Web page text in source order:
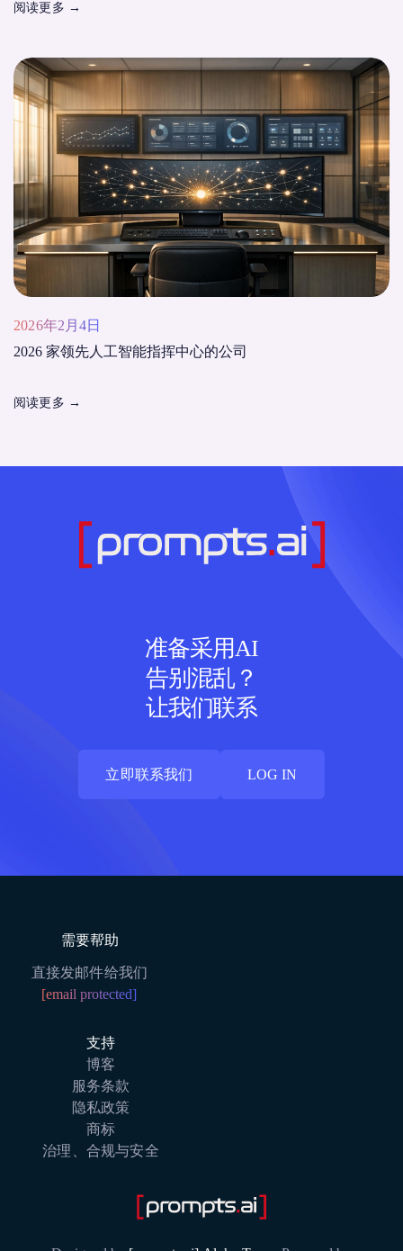
阅读更多 →
2026年2月4日
2026 家领先人工智能指挥中心的公司
阅读更多 →
准备采用AI
告别混乱？
让我们联系
立即联系我们
LOG IN
需要帮助
直接发邮件给我们
[email protected]
支持
博客
服务条款
隐私政策
商标
治理、合规与安全